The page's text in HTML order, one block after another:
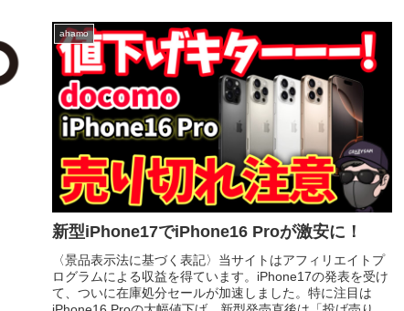
ahamo
新型iPhone17でiPhone16 Proが激安に！
〈景品表示法に基づく表記〉当サイトはアフィリエイトプ
ログラムによる収益を得ています。iPhone17の発表を受け
て、ついに在庫処分セールが加速しました。特に注目は